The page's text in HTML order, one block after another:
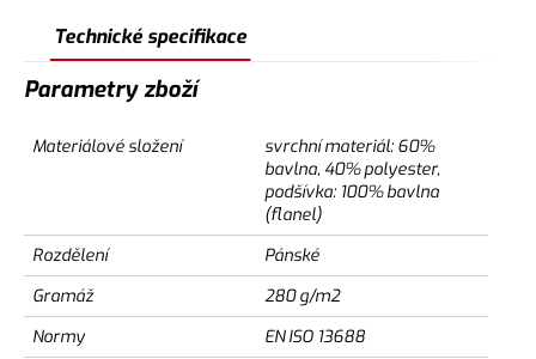
Technické specifikace
Parametry zboží
Materiálové složení
svrchní materiál: 60%
bavlna, 40% polyester,
podšívka: 100% bavlna
(flanel)
Rozdělení
Pánské
Gramáž
280 g/m2
Normy
EN ISO 13688